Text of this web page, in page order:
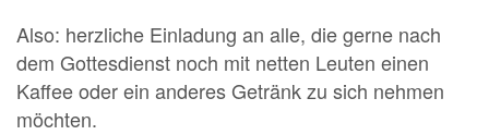
Also: herzliche Einladung an alle, die gerne nach
dem Gottesdienst noch mit netten Leuten einen
Kaffee oder ein anderes Getränk zu sich nehmen
möchten.